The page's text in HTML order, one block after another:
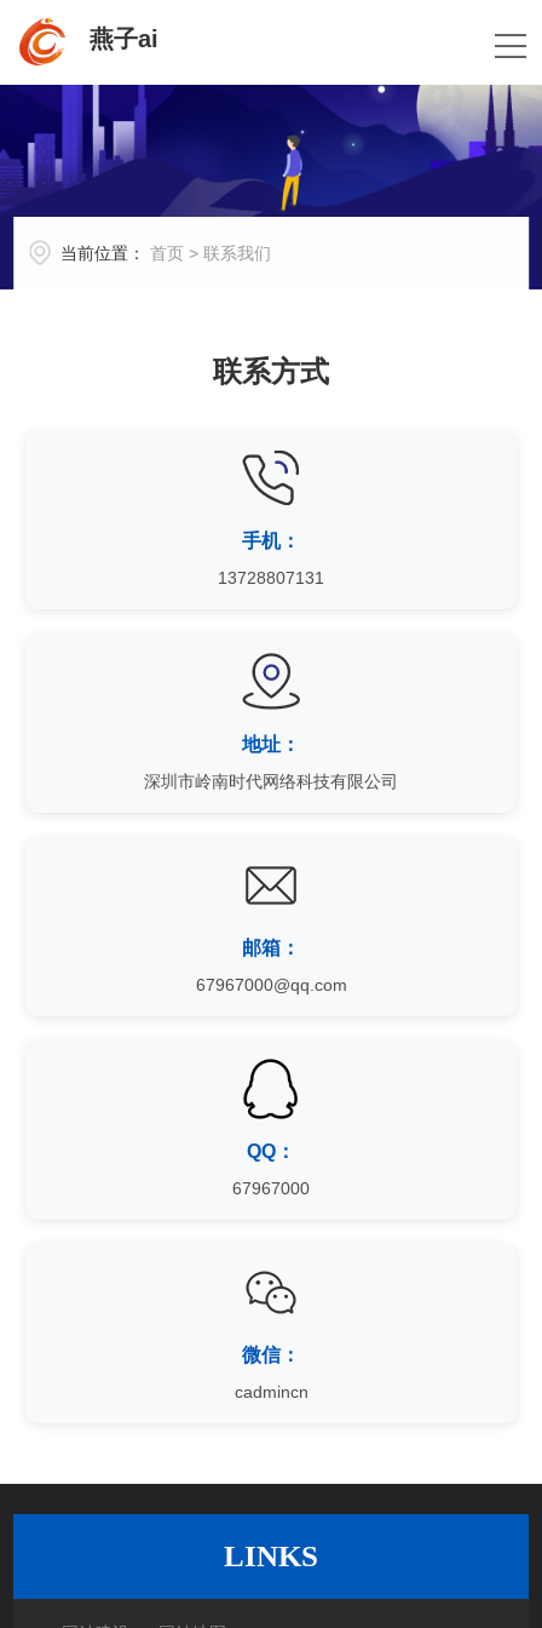
燕子ai
当前位置： 首页 >联系我们
联系方式
手机：
13728807131
地址：
深圳市岭南时代网络科技有限公司
邮箱：
67967000@qq.com
QQ：
67967000
微信：
cadmincn
LINKS